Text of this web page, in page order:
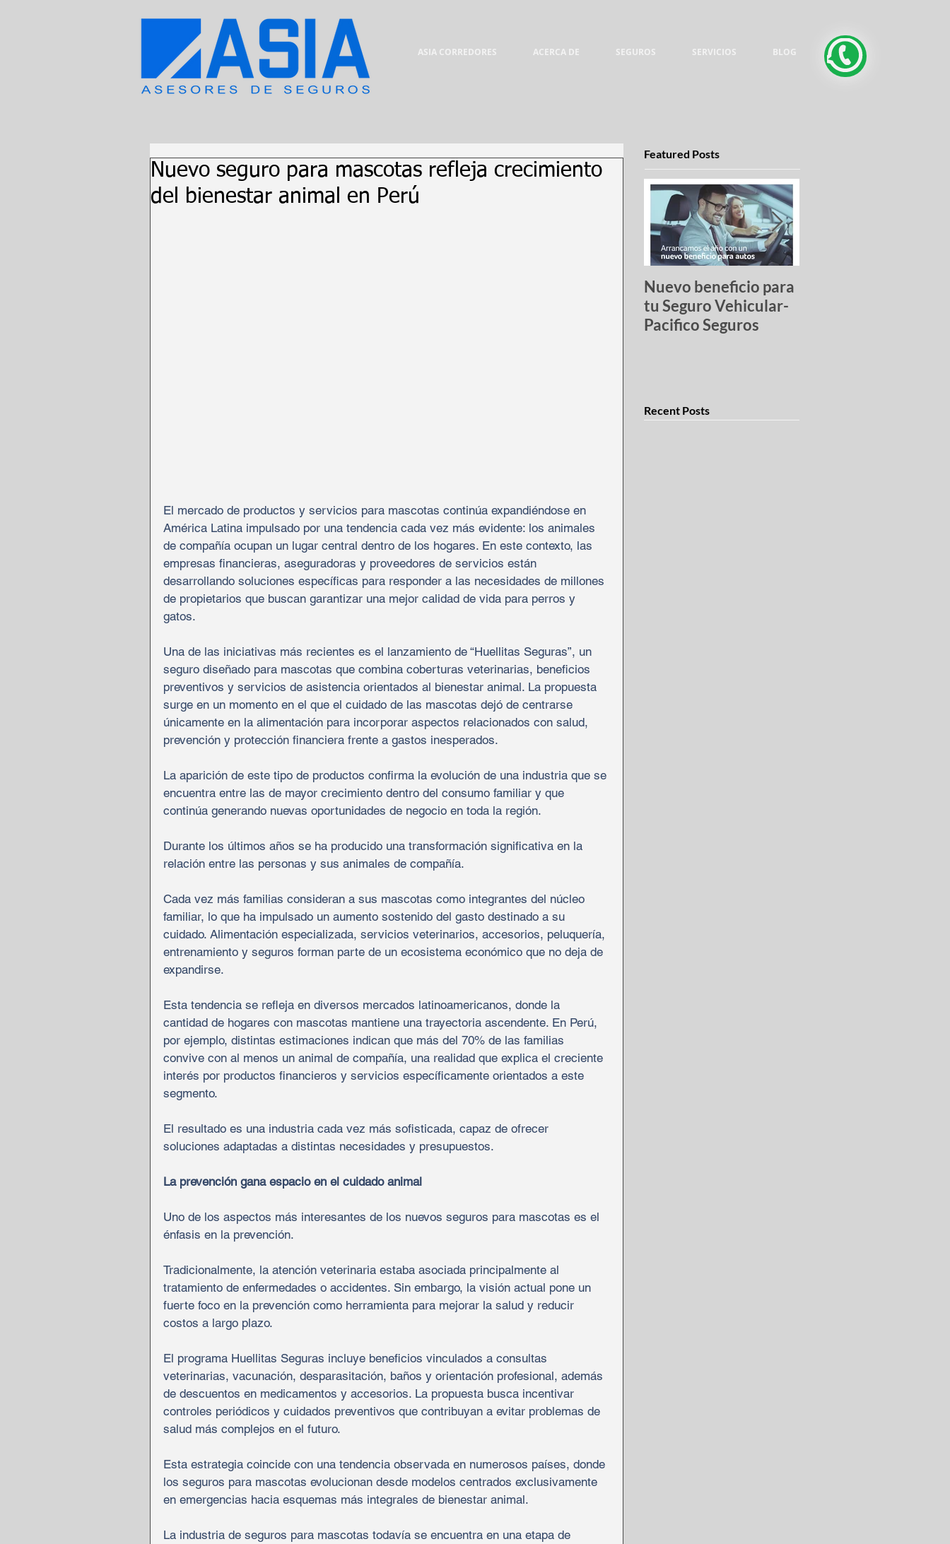
ASIA CORREDORES ACERCA DE SEGUROS SERVICIOS BLOG
Nuevo seguro para mascotas refleja crecimiento
del bienestar animal en Perú
El mercado de productos y servicios para mascotas continúa expandiéndose en
América Latina impulsado por una tendencia cada vez más evidente: los animales
de compañía ocupan un lugar central dentro de los hogares. En este contexto, las
empresas financieras, aseguradoras y proveedores de servicios están
desarrollando soluciones específicas para responder a las necesidades de millones
de propietarios que buscan garantizar una mejor calidad de vida para perros y
gatos.
Una de las iniciativas más recientes es el lanzamiento de “Huellitas Seguras”, un
seguro diseñado para mascotas que combina coberturas veterinarias, beneficios
preventivos y servicios de asistencia orientados al bienestar animal. La propuesta
surge en un momento en el que el cuidado de las mascotas dejó de centrarse
únicamente en la alimentación para incorporar aspectos relacionados con salud,
prevención y protección financiera frente a gastos inesperados.
La aparición de este tipo de productos confirma la evolución de una industria que se
encuentra entre las de mayor crecimiento dentro del consumo familiar y que
continúa generando nuevas oportunidades de negocio en toda la región.
Durante los últimos años se ha producido una transformación significativa en la
relación entre las personas y sus animales de compañía.
Cada vez más familias consideran a sus mascotas como integrantes del núcleo
familiar, lo que ha impulsado un aumento sostenido del gasto destinado a su
cuidado. Alimentación especializada, servicios veterinarios, accesorios, peluquería,
entrenamiento y seguros forman parte de un ecosistema económico que no deja de
expandirse.
Esta tendencia se refleja en diversos mercados latinoamericanos, donde la
cantidad de hogares con mascotas mantiene una trayectoria ascendente. En Perú,
por ejemplo, distintas estimaciones indican que más del 70% de las familias
convive con al menos un animal de compañía, una realidad que explica el creciente
interés por productos financieros y servicios específicamente orientados a este
segmento.
El resultado es una industria cada vez más sofisticada, capaz de ofrecer
soluciones adaptadas a distintas necesidades y presupuestos.
La prevención gana espacio en el cuidado animal
Uno de los aspectos más interesantes de los nuevos seguros para mascotas es el
énfasis en la prevención.
Tradicionalmente, la atención veterinaria estaba asociada principalmente al
tratamiento de enfermedades o accidentes. Sin embargo, la visión actual pone un
fuerte foco en la prevención como herramienta para mejorar la salud y reducir
costos a largo plazo.
El programa Huellitas Seguras incluye beneficios vinculados a consultas
veterinarias, vacunación, desparasitación, baños y orientación profesional, además
de descuentos en medicamentos y accesorios. La propuesta busca incentivar
controles periódicos y cuidados preventivos que contribuyan a evitar problemas de
salud más complejos en el futuro.
Esta estrategia coincide con una tendencia observada en numerosos países, donde
los seguros para mascotas evolucionan desde modelos centrados exclusivamente
en emergencias hacia esquemas más integrales de bienestar animal.
La industria de seguros para mascotas todavía se encuentra en una etapa de
Featured Posts
Nuevo beneficio para
tu Seguro Vehicular-
Pacifico Seguros
Recent Posts